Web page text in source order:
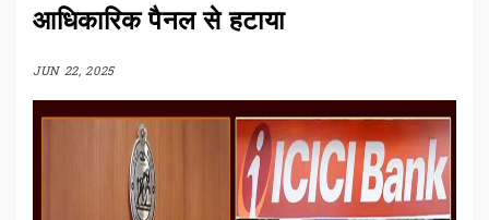
आधिकारिक पैनल से हटाया
JUN 22, 2025